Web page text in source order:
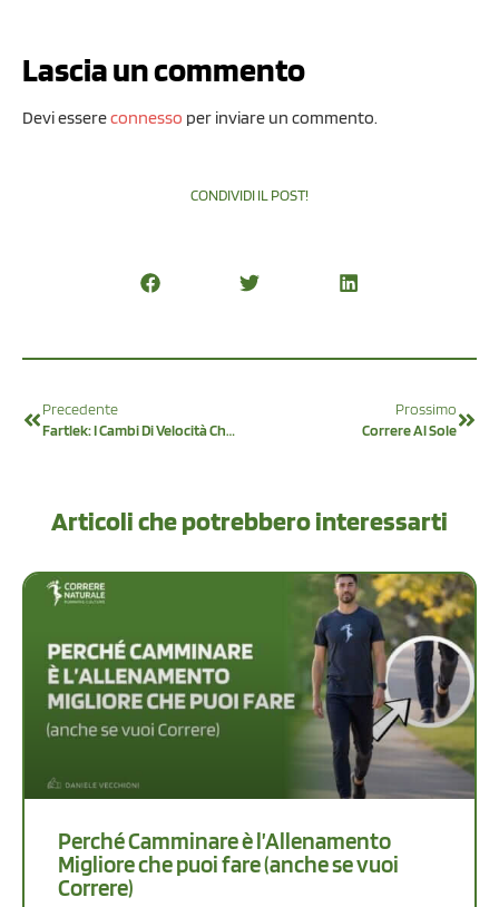
Lascia un commento
Devi essereconnesso per inviare un commento.
CONDIVIDI IL POST!
Precedente
Fartlek: I Cambi Di Velocità Che Migliorano La Corsa
Prossimo
Correre Al Sole
Articoli che potrebbero interessarti
Perché Camminare è l’Allenamento
Migliore che puoi fare (anche se vuoi
Correre)